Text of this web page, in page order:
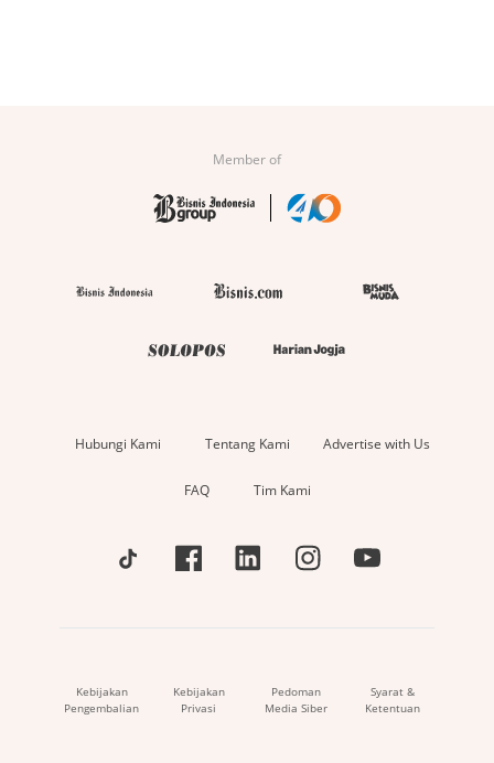
Member of
Hubungi Kami Tentang Kami Advertise with Us
FAQ Tim Kami
Kebijakan
Pengembalian
Kebijakan
Privasi
Pedoman
Media Siber
Syarat &
Ketentuan